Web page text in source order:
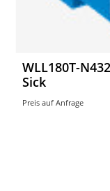
WLL180T-
Sick
Preis auf Anfrage